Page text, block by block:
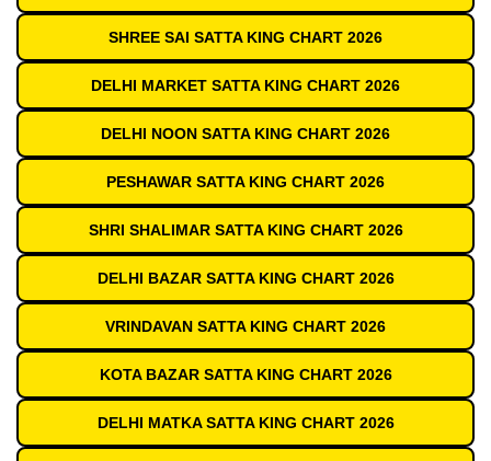
SHREE SAI SATTA KING CHART 2026
DELHI MARKET SATTA KING CHART 2026
DELHI NOON SATTA KING CHART 2026
PESHAWAR SATTA KING CHART 2026
SHRI SHALIMAR SATTA KING CHART 2026
DELHI BAZAR SATTA KING CHART 2026
VRINDAVAN SATTA KING CHART 2026
KOTA BAZAR SATTA KING CHART 2026
DELHI MATKA SATTA KING CHART 2026